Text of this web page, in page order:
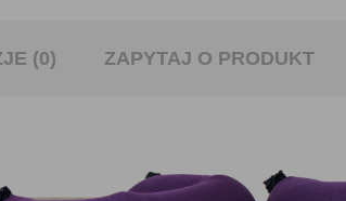
(0) ZAPYTAJ O PRODUKT